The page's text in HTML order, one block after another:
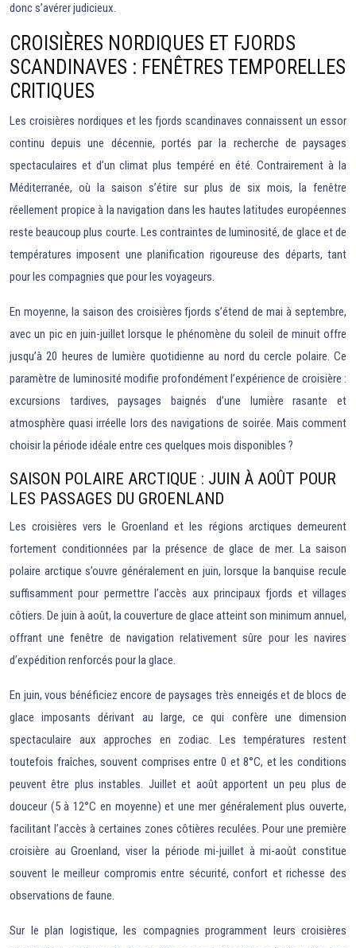
donc s’avérer judicieux.
CROISIÈRES NORDIQUES ET FJORDS
SCANDINAVES : FENÊTRES TEMPORELLES
CRITIQUES
Les croisières nordiques et les fjords scandinaves connaissent un essor
continu depuis une décennie, portés par la recherche de paysages
spectaculaires et d’un climat plus tempéré en été. Contrairement à la
Méditerranée, où la saison s’étire sur plus de six mois, la fenêtre
réellement propice à la navigation dans les hautes latitudes européennes
reste beaucoup plus courte. Les contraintes de luminosité, de glace et de
températures imposent une planification rigoureuse des départs, tant
pour les compagnies que pour les voyageurs.
En moyenne, la saison des croisières fjords s’étend de mai à septembre,
avec un pic en juin-juillet lorsque le phénomène du soleil de minuit offre
jusqu’à 20 heures de lumière quotidienne au nord du cercle polaire. Ce
paramètre de luminosité modifie profondément l’expérience de croisière :
excursions tardives, paysages baignés d’une lumière rasante et
atmosphère quasi irréelle lors des navigations de soirée. Mais comment
choisir la période idéale entre ces quelques mois disponibles ?
SAISON POLAIRE ARCTIQUE : JUIN À AOÛT POUR
LES PASSAGES DU GROENLAND
Les croisières vers le Groenland et les régions arctiques demeurent
fortement conditionnées par la présence de glace de mer. La saison
polaire arctique s’ouvre généralement en juin, lorsque la banquise recule
suffisamment pour permettre l’accès aux principaux fjords et villages
côtiers. De juin à août, la couverture de glace atteint son minimum annuel,
offrant une fenêtre de navigation relativement sûre pour les navires
d’expédition renforcés pour la glace.
En juin, vous bénéficiez encore de paysages très enneigés et de blocs de
glace imposants dérivant au large, ce qui confère une dimension
spectaculaire aux approches en zodiac. Les températures restent
toutefois fraîches, souvent comprises entre 0 et 8°C, et les conditions
peuvent être plus instables. Juillet et août apportent un peu plus de
douceur (5 à 12°C en moyenne) et une mer généralement plus ouverte,
facilitant l’accès à certaines zones côtières reculées. Pour une première
croisière au Groenland, viser la période mi-juillet à mi-août constitue
souvent le meilleur compromis entre sécurité, confort et richesse des
observations de faune.
Sur le plan logistique, les compagnies programment leurs croisières